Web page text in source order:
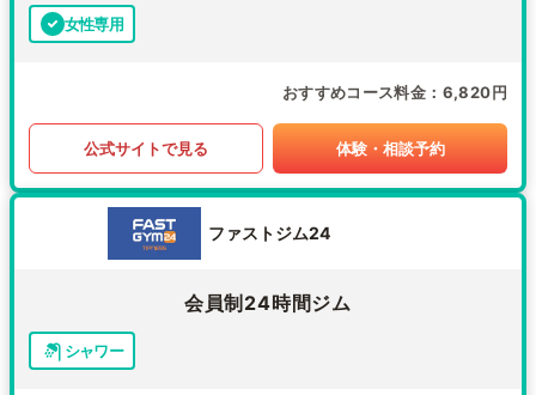
女性専用
おすすめコース料金 6,820円
公式サイトで見る 体験・相談予約
ファストジム24
会員制24時間ジム
シャワー